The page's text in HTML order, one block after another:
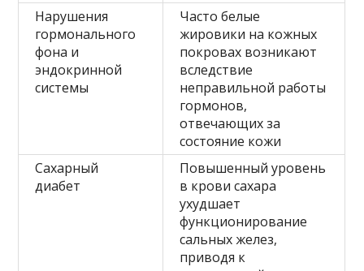
Нарушения
гормонального
фона и
эндокринной
системы
Часто белые
жировики на кожных
покровах возникают
вследствие
неправильной работы
гормонов,
отвечающих за
состояние кожи
Сахарный
диабет
Повышенный уровень
в крови сахара
ухудшает
функционирование
сальных желез,
приводя к